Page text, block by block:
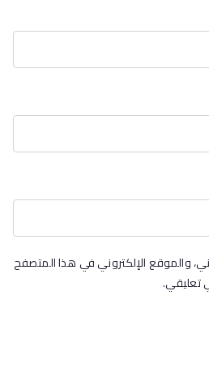
والموقع الإلكتروني في هذا المتصفح
تعليقي.